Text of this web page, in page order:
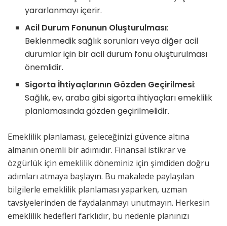
yararlanmayı içerir.
Acil Durum Fonunun Oluşturulması:
Beklenmedik sağlık sorunları veya diğer acil
durumlar için bir acil durum fonu oluşturulması
önemlidir.
Sigorta İhtiyaçlarının Gözden Geçirilmesi:
Sağlık, ev, araba gibi sigorta ihtiyaçları emeklilik
planlamasında gözden geçirilmelidir.
Emeklilik planlaması, geleceğinizi güvence altına
almanın önemli bir adımıdır. Finansal istikrar ve
özgürlük için emeklilik döneminiz için şimdiden doğru
adımları atmaya başlayın. Bu makalede paylaşılan
bilgilerle emeklilik planlaması yaparken, uzman
tavsiyelerinden de faydalanmayı unutmayın. Herkesin
emeklilik hedefleri farklıdır, bu nedenle planınızı